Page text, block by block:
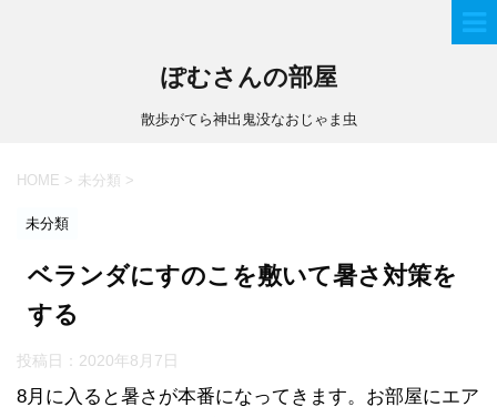
ぽむさんの部屋
散歩がてら神出鬼没なおじゃま虫
HOME > 未分類 >
未分類
ベランダにすのこを敷いて暑さ対策を
する
投稿日： 2020年8月7日
8月に入ると暑さが本番になってきます。お部屋にエア